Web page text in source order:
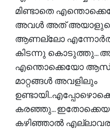
മിണ്ടാതെ
അവൾ അത്
ആണല്ലോ എന്നോർത്തു
കിടന്നു കൊടുത്തു...
എന്തൊക്കെയോ
മാറ്റങ്ങൾ അവളിലും
കരഞ്ഞു...
കഴിഞ്ഞാൽ